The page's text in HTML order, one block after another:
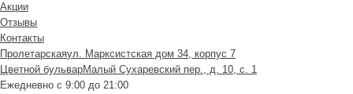
Акции
Отзывы
Контакты
Пролетарскаяул. Марксистская дом 34, корпус 7
Цветной бульварМалый Сухаревский пер., д. 10, с. 1
Ежедневно с 9:00 до 21:00